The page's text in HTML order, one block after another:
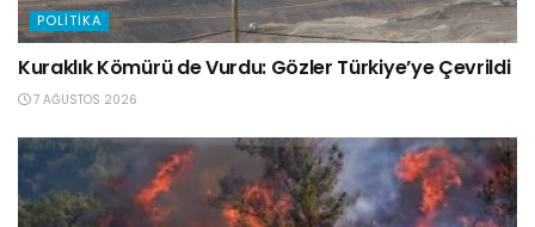
POLITIKA
Kuraklık Kömürü de Vurdu: Gözler Türkiye’ye Çevrildi
7 AĞUSTOS 2026